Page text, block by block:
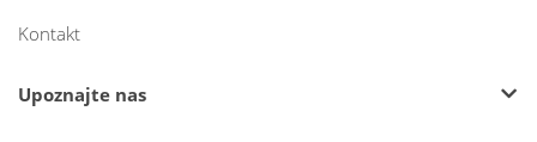
Kontakt
Upoznajte nas